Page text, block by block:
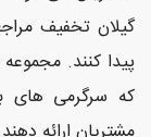
گیلان تخفیف
پیدا کنند.
که سرگرمی های